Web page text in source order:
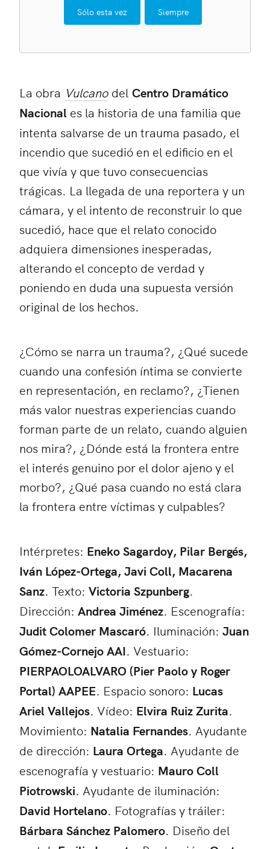
Sólo esta vez Siempre
La obra Vulcanodel Centro Dramático
Nacional es la historia de una familia que
intenta salvarse de un trauma pasado, el
incendio que sucedió en el edificio en el
que vivía y que tuvo consecuencias
trágicas. La llegada de una reportera y un
cámara, y el intento de reconstruir lo que
sucedió, hace que el relato conocido
adquiera dimensiones inesperadas,
alterando el concepto de verdad y
poniendo en duda una supuesta versión
original de los hechos.
¿Cómo se narra un trauma?, ¿Qué sucede
cuando una confesión íntima se convierte
en representación, en reclamo?, ¿Tienen
más valor nuestras experiencias cuando
forman parte de un relato, cuando alguien
nos mira?, ¿Dónde está la frontera entre
el interés genuino por el dolor ajeno y el
morbo?, ¿Qué pasa cuando no está clara
la frontera entre víctimas y culpables?
Intérpretes: Eneko Sagardoy, Pilar Bergés,
Iván López-Ortega, Javi Coll, Macarena
Sanz. Texto: Victoria Szpunberg.
Dirección: Andrea Jiménez. Escenografía:
Judit Colomer Mascaró. Iluminación: Juan
Gómez-Cornejo AAI. Vestuario:
PIERPAOLOALVARO (Pier Paolo y Roger
Portal) AAPEE. Espacio sonoro: Lucas
Ariel Vallejos. Vídeo: Elvira Ruiz Zurita.
Movimiento: Natalia Fernandes. Ayudante
de dirección: Laura Ortega. Ayudante de
escenografía y vestuario: Mauro Coll
Piotrowski. Ayudante de iluminación:
David Hortelano. Fotografías y tráiler:
Bárbara Sánchez Palomero. Diseño del